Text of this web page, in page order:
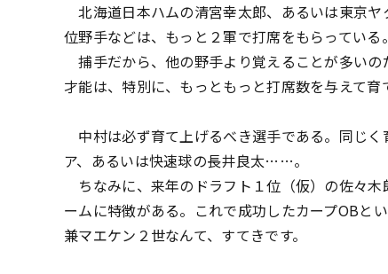
北海道日本ハムの清宮幸太郎、あるいは東京ヤ
位野手などは、もっと２軍で打席をもらっている。
捕手だから、他の野手より覚えることが多い
才能は、特別に、もっともっと打席数を与えて育
中村は必ず育て上げるべき選手である。同じ
ア、あるいは快速球の長井良太……。
ちなみに、来年のドラフト１位（仮）の佐々
ームに特徴がある。これで成功したカープOBと
兼マエケン２世なんて、すてきです。